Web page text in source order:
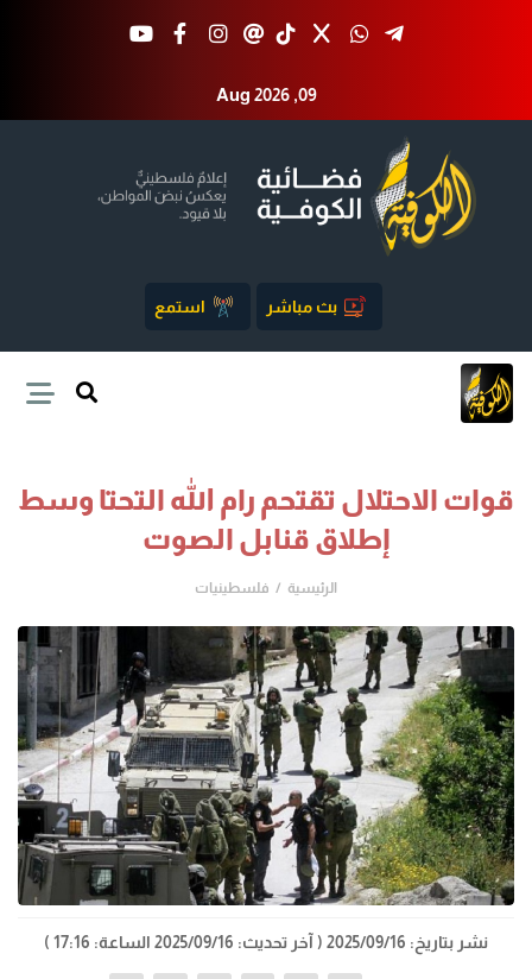
Aug 2026 ,09
بث مباشر استمع
قوات الاحتلال تقتحم رام الله التحتا وسط
إطلاق قنابل الصوت
الرئيسية فلسطينيات
نشر بتاريخ: 2025/09/16 ( آخر تحديث: 2025/09/16 الساعة: 17:16 )